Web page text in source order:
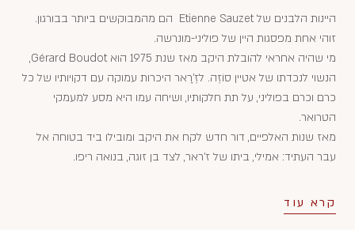
היינות הלבנים של Etienne Sauzet הם מהמבוקשים ביותר בבורגון.
זוהי אחת מפסגות היין של פוליני-מונרשה.
מי שהיה אחראי להובלת היקב מאז שנת 1975 הוא Gérard Boudot,
הנשוי לנכדתו של אטיין סוֹזֶה. לזֶ'רָאר היכרות עמוקה עם דקויותיו של כל
כרם וכרם בפוליני, על תת חלקותיו, ושיחה עמו היא מסע למעמקי
הטרואר.
מאז שנות האלפיים, דור חדש לקח את היקב ומובילו ביד בטוחה אל
עבר העתיד: אמילי, ביתו של ז'ראר, לצד בן זוגה, בנואה ריפו.
קרא עוד